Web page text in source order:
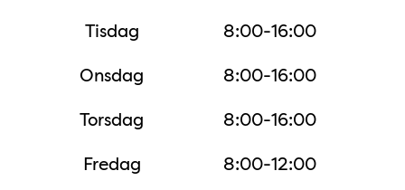
Tisdag
8:00-16:00
Onsdag
8:00-16:00
Torsdag
8:00-16:00
Fredag
8:00-12:00